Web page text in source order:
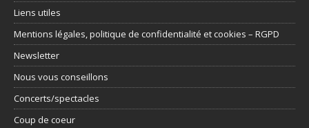
Liens utiles
Mentions légales, politique de confidentialité et cookies – RGPD
Newsletter
Nous vous conseillons
Concerts/spectacles
Coup de coeur